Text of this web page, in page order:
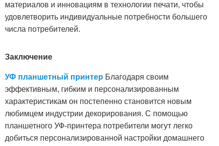
материалов и инновациям в технологии печати, чтобы
удовлетворить индивидуальные потребности большего
числа потребителей.
Заключение
УФ планшетный принтер Благодаря своим
эффективным, гибким и персонализированным
характеристикам он постепенно становится новым
любимцем индустрии декорирования. С помощью
планшетного УФ-принтера потребители могут легко
добиться персонализированной настройки домашнего